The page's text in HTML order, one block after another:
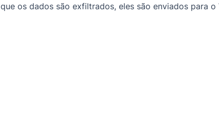
que os dados são exfiltrados, eles são enviados para